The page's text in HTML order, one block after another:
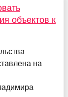
объектов к
на